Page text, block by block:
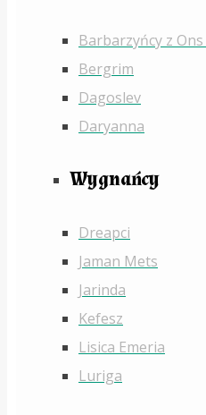
Barbarzyńcy z
Bergrim
Dagoslev
Daryanna
Wygnańcy
Dreapci
Jaman Mets
Jarinda
Kefesz
Lisica Emeria
Luriga